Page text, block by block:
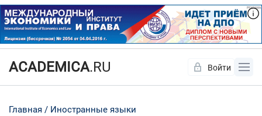
ACADEMICA.RU Войти
Главная Иностранные языки
Да Нет